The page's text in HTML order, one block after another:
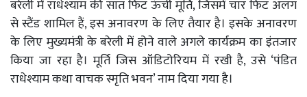
बरेली में राधेश्याम की सात फिट ऊंची मूर्ति, जिसमें चार फिट अलग
से स्टैंड शामिल हैं, इस अनावरण के लिए तैयार है। इसके अनावरण
के लिए मुख्यमंत्री के बरेली में होने वाले अगले कार्यक्रम का इंतजार
किया जा रहा है। मूर्ति जिस ऑडिटोरियम में रखी है, उसे ‘पंडित
राधेश्याम कथा वाचक स्मृति भवन’ नाम दिया गया है।